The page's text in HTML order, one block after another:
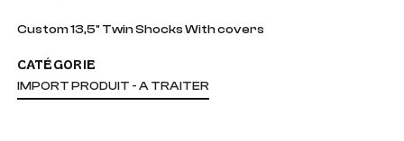
Custom 13,5" Twin Shocks With covers
CATÉGORIE
IMPORT PRODUIT - A TRAITER